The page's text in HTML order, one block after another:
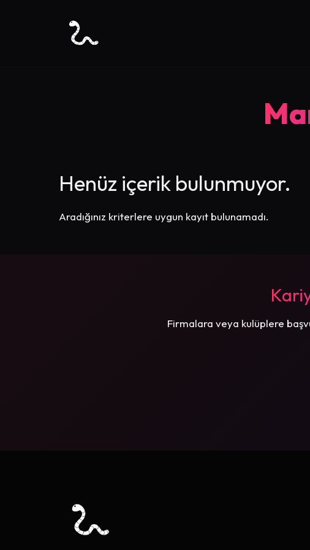
Henüz içerik bulunmuyor.
Aradığınız kriterlere uygun kayıt bulunamadı.
Firmalara veya kulüplere